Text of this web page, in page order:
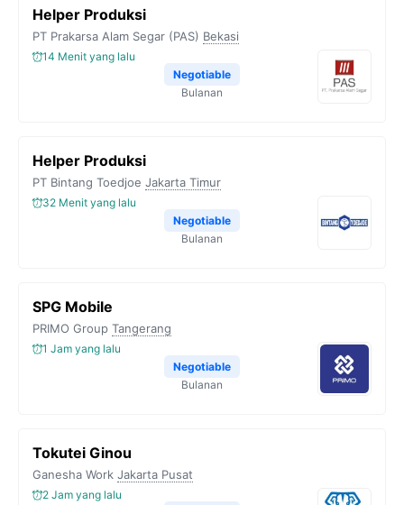
Helper Produksi
PT Prakarsa Alam Segar (PAS) Bekasi
14 Menit yang lalu
Negotiable
Bulanan
Helper Produksi
PT Bintang Toedjoe Jakarta Timur
32 Menit yang lalu
Negotiable
Bulanan
SPG Mobile
PRIMO Group Tangerang
1 Jam yang lalu
Negotiable
Bulanan
Tokutei Ginou
Ganesha Work Jakarta Pusat
2 Jam yang lalu